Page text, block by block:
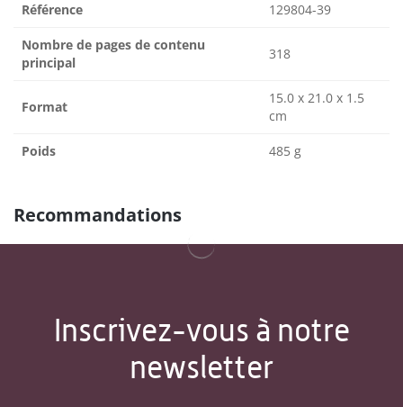
Référence 129804-39
Nombre de pages de contenu
principal
318
Format
15.0 x 21.0 x 1.5
cm
Poids 485 g
Recommandations
Inscrivez-vous à notre
newsletter